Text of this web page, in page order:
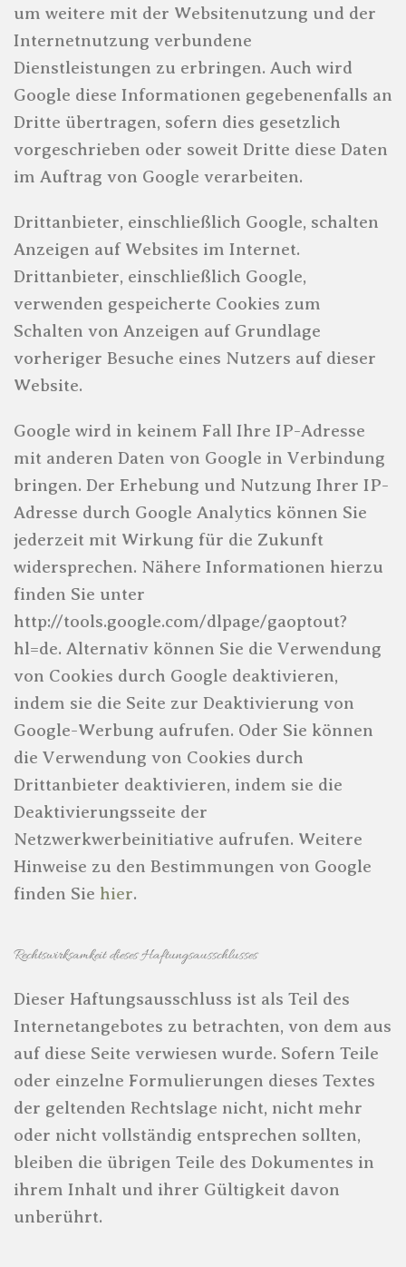
um weitere mit der Websitenutzung und der
Internetnutzung verbundene
Dienstleistungen zu erbringen. Auch wird
Google diese Informationen gegebenenfalls an
Dritte übertragen, sofern dies gesetzlich
vorgeschrieben oder soweit Dritte diese Daten
im Auftrag von Google verarbeiten.
Drittanbieter, einschließlich Google, schalten
Anzeigen auf Websites im Internet.
Drittanbieter, einschließlich Google,
verwenden gespeicherte Cookies zum
Schalten von Anzeigen auf Grundlage
vorheriger Besuche eines Nutzers auf dieser
Website.
Google wird in keinem Fall Ihre IP-Adresse
mit anderen Daten von Google in Verbindung
bringen. Der Erhebung und Nutzung Ihrer IP-
Adresse durch Google Analytics können Sie
jederzeit mit Wirkung für die Zukunft
widersprechen. Nähere Informationen hierzu
finden Sie unter
http://tools.google.com/dlpage/gaoptout?
hl=de. Alternativ können Sie die Verwendung
von Cookies durch Google deaktivieren,
indem sie die Seite zur Deaktivierung von
Google-Werbung aufrufen. Oder Sie können
die Verwendung von Cookies durch
Drittanbieter deaktivieren, indem sie die
Deaktivierungsseite der
Netzwerkwerbeinitiative aufrufen. Weitere
Hinweise zu den Bestimmungen von Google
finden Sie hier.
Rechtswirksamkeit dieses Haftungsausschlusses
Dieser Haftungsausschluss ist als Teil des
Internetangebotes zu betrachten, von dem aus
auf diese Seite verwiesen wurde. Sofern Teile
oder einzelne Formulierungen dieses Textes
der geltenden Rechtslage nicht, nicht mehr
oder nicht vollständig entsprechen sollten,
bleiben die übrigen Teile des Dokumentes in
ihrem Inhalt und ihrer Gültigkeit davon
unberührt.